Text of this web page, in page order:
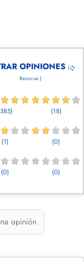
OPINIONES (sync
Reiniciar )
(18)
(1) (0)
(0) (0)
opinión